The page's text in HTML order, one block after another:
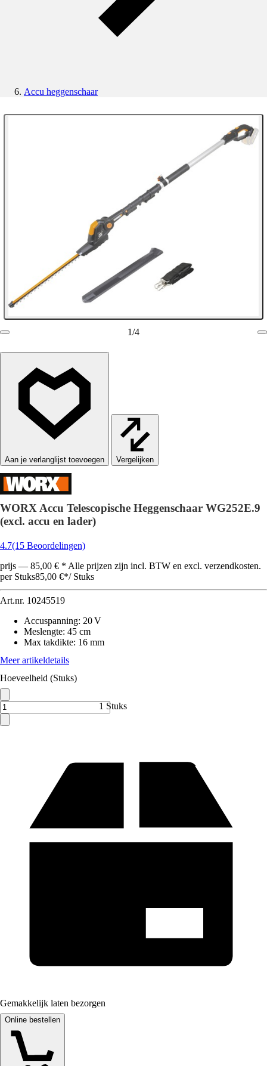
Accu heggenschaar
1/4
Vergelijken
WORX Accu Telescopische Heggenschaar WG252E.9
(excl. accu en lader)
4.7(15 Beoordelingen)
prijs — 85,00 € * Alle prijzen zijn incl. BTW en excl. verzendkosten.
per Stuks85,00 €*/ Stuks
Art.nr. 10245519
Accuspanning: 20 V
Meslengte: 45 cm
Max takdikte: 16 mm
Meer artikeldetails
Hoeveelheid (Stuks)
1 Stuks
Gemakkelijk laten bezorgen
Online bestellen